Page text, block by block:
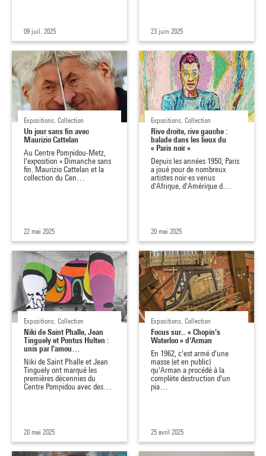
09 juil. 2025 23 juin 2025
Expositions, Collection
Un jour sans fin avec
Maurizio Cattelan
Au Centre Pompidou-Metz,
l'exposition « Dimanche sans
fin. Maurizio Cattelan et la
collection du Cen…
22 mai 2025
Expositions, Collection
Rive droite, rive gauche :
balade dans les lieux du
« Paris noir »
Depuis les années 1950, Paris
a joué pour de nombreux
artistes noir·es venus
d'Afrique, d'Amérique d…
20 mai 2025
Expositions, Collection
Niki de Saint Phalle, Jean
Tinguely et Pontus Hulten :
unis par l'amou…
Niki de Saint Phalle et Jean
Tinguely ont marqué les
premières décennies du
Centre Pompidou avec des…
20 mai 2025
Expositions, Collection
Focus sur... « Chopin's
Waterloo » d'Arman
En 1962, c'est armé d'une
masse (et en public)
qu'Arman a procédé à la
complète destruction d'un
pia…
25 avril 2025